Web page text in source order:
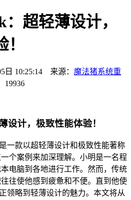
超轻薄设计，
日 10:25:14 来源： 魔法猪系统重
19936
设计，极致性能体验！
一款以超轻薄设计和极致性能著称
个案例来加深理解。小明是一名程
电脑到各地进行工作。然而，传统
往使他感到疲惫和不便。直到他使
领略到轻薄设计的魅力。本文将从